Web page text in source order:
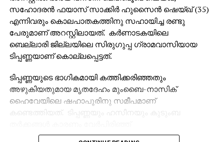
സഹോദരന്‍ ഫയാസ് സാക്കിര്‍ ഹുസൈന്‍ ഷെയ്ഖ് (35)
എന്നിവരും കൊലപാതകത്തിനു സഹായിച്ച രണ്ടു
പേരുമാണ് അറസ്റ്റിലായത്. കര്‍ണാടകയിലെ
ബെല്ലാരി ജില്ലയിലെ സിരുഗുപ്പ ഗ്രാമവാസിയായ
ടിപ്പണ്ണയാണ് കൊല്ലപ്പെട്ടത്.
ടിപ്പണ്ണയുടെ ഭാഗികമായി കത്തിക്കരിഞ്ഞതും
അഴുകിയതുമായ മൃതദേഹം മുംബൈ-നാസിക്
ഹൈവേയിലെ ഷഹാപൂരിനു സമീപമാണ്
കണ്ടെത്തിയത്. ടിപ്പണ്ണയും ഹസീനയും കുടുംബ
താമസിക്കുകയായിരുന്നു. ഇതിനുപിന്നാലെ ഹസീന